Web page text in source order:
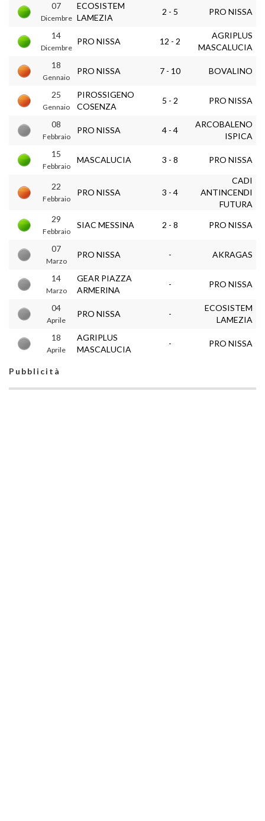
07
Dicembre
ECOSISTEM
LAMEZIA
2 - 5 PRO NISSA
14
Dicembre
PRO NISSA 12 - 2
AGRIPLUS
MASCALUCIA
18
Gennaio
PRO NISSA 7 - 10 BOVALINO
25
Gennaio
PIROSSIGENO
COSENZA
5 - 2 PRO NISSA
08
Febbraio
PRO NISSA 4 - 4
ARCOBALENO
ISPICA
15
Febbraio
MASCALUCIA 3 - 8 PRO NISSA
22
Febbraio
PRO NISSA 3 - 4
CADI
ANTINCENDI
FUTURA
29
Febbraio
SIAC MESSINA 2 - 8 PRO NISSA
07
Marzo
PRO NISSA - AKRAGAS
14
Marzo
GEAR PIAZZA
ARMERINA
- PRO NISSA
04
Aprile
PRO NISSA -
ECOSISTEM
LAMEZIA
18
Aprile
AGRIPLUS
MASCALUCIA
- PRO NISSA
Pubblicità